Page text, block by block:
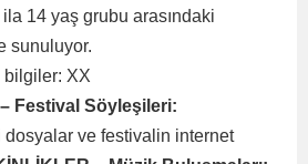
ila 14 yaş grubu arasındaki
sunuluyor.
bilgiler: XX
Festival Söyleşileri:
dosyalar ve festivalin internet